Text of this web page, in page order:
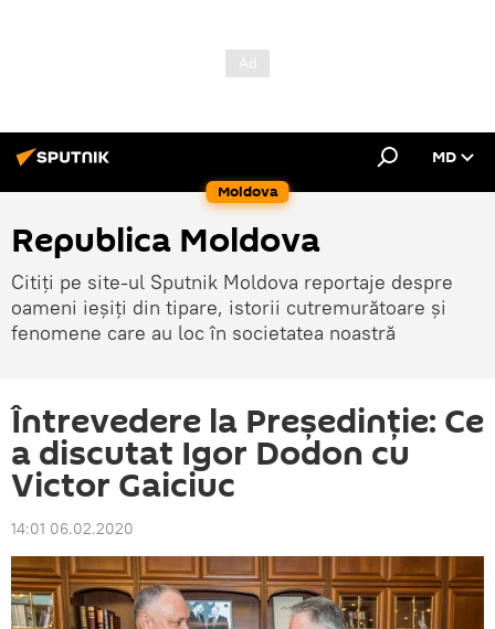
Moldova
MD
Republica Moldova
Citiți pe site-ul Sputnik Moldova reportaje despre
oameni ieșiți din tipare, istorii cutremurătoare și
fenomene care au loc în societatea noastră
Întrevedere la Președinție: Ce
a discutat Igor Dodon cu
Victor Gaiciuc
14:01 06.02.2020